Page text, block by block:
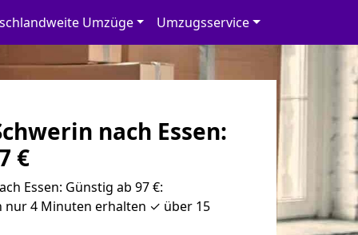
Umzüge Umzugsservice
nach Essen:
€
Essen: Günstig ab 97 €:
nur 4 Minuten erhalten ✓ über 15